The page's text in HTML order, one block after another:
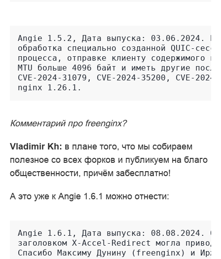
Angie 1.5.2, Дата выпуска: 03.06.2024.
обработка специально созданной QUIC-
процесса, отправке клиенту содержимого
MTU больше 4096 байт и иметь другие
CVE-2024-31079, CVE-2024-35200, CVE-
Комментарий про freenginx?
Vladimir Kh: в плане того, что мы собираем
полезное со всех форков и публикуем на благо
общественности, причём забесплатно!
А это уже к Angie 1.6.1 можно отнести:
Angie 1.6.1, Дата выпуска: 08.08.2024.
заголовком X-Accel-Redirect могла